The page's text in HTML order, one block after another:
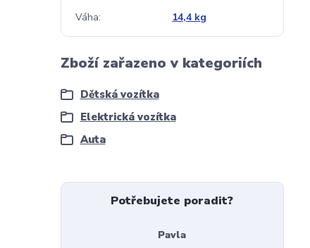
Váha 14,4 kg
Zboží zařazeno v kategoriích
Dětská vozítka
Elektrická vozítka
Auta
Potřebujete poradit?
Pavla